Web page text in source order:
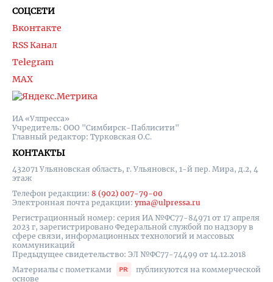
ИА «Улпресса»
Учредитель: ООО "Симбирск-Паблисити"
Главный редактор: Турковская О.С.
КОНТАКТЫ
432071 Ульяновская область, г. Ульяновск, 1-й пер. Мира, д.2, 4
этаж
Телефон редакции: 8 (902) 007-79-00
Электронная почта редакции: yma@ulpressa.ru
Регистрационный номер: серия ИА №ФС77-84971 от 17 апреля
2023 г, зарегистрировано Федеральной службой по надзору в
сфере связи, информационных технологий и массовых
коммуникаций
Предыдущее свидетельство: ЭЛ №ФС77-74499 от 14.12.2018
Материалы с пометками
публикуются на коммерческой
основе
СОЦСЕТИ
Вконтакте
RSS Канал
Telegram
MAX